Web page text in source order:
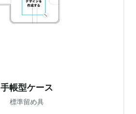
手帳型ケース
標準留め具